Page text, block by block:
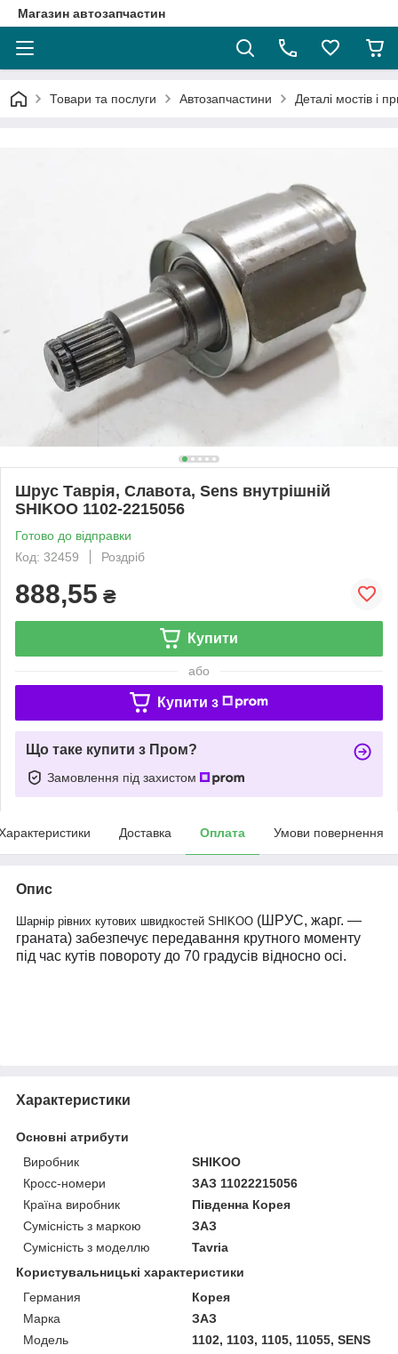
Магазин автозапчастин
Товари та послуги Автозапчастини Деталі мостів і
Шрус Таврія, Славота, Sens внутрішній
SHIKOO 1102-2215056
Готово до відправки
Код: 32459
Роздріб
888,55 ₴
Купити
або
Купити з
Що таке купити з Пром?
Замовлення під захистом
Доставка Оплата Умови повернення
Опис
Шарнір рівних кутових швидкостей SHIKOO (ШРУС, жарг. —
граната) забезпечує передавання крутного моменту
під час кутів повороту до 70 градусів відносно осі.
Характеристики
Основні атрибути
Виробник
SHIKOO
Кросс-номери
ЗАЗ 11022215056
Країна виробник
Південна Корея
Сумісність з маркою
ЗАЗ
Сумісність з моделлю
Tavria
Користувальницькі характеристики
Германия
Корея
Марка
ЗАЗ
Мoдель
1102, 1103, 1105, 11055, SENS